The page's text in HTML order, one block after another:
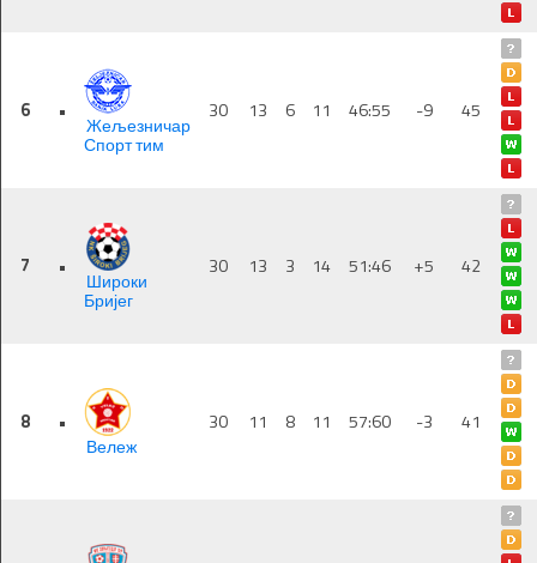
6 •
Жељезничар
Спорт тим
30 13 6 11 46:55 -9 45
7 •
Широки
Бријег
30 13 3 14 51:46 +5 42
8
•
Вележ
30 11 8 11 57:60 -3 41